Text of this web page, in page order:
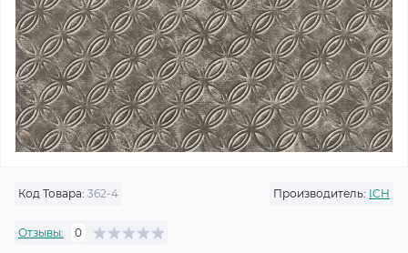
Код Товара: 362-4 Производитель: ICH
Отзывы: 0